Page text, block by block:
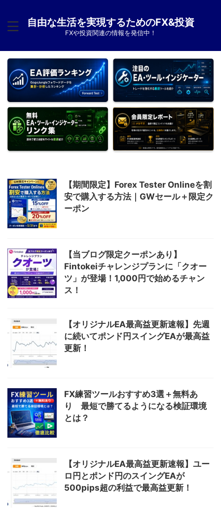
自由な生活を実現するためのFX&投資
FXや投資関連の情報を発信中！
【期間限定】Forex Tester Onlineを割
安で購入する方法｜GWセール＋限定ク
ーポン
【当ブログ限定クーポンあり】
Fintokeiチャレンジプランに「クオー
ツ」が登場！1,000円で始めるチャン
ス！
【オリジナルEA最高益更新速報】先週
に続いてポンド円スイングEAが最高益
更新！
FX練習ツールおすすめ3選＋無料あ
り 最短で勝てるようになる検証環境
とは？
【オリジナルEA最高益更新速報】ユー
ロ円とポンド円のスイングEAが
500pips超の利益で最高益更新！